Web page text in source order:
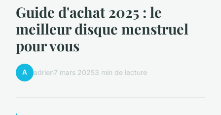
Guide d'achat 2025 : le
meilleur disque menstruel
pour vous
A adrien7 mars 20253 min de lecture